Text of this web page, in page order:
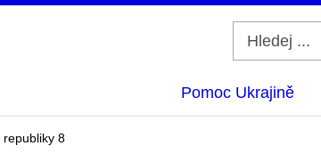
Pomoc Ukrajině
republiky 8